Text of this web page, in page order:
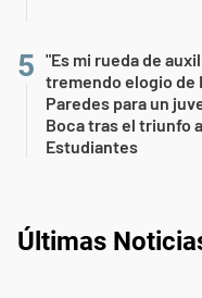
"Es mi rueda de
tremendo elogio de
Paredes para un
Boca tras el triunfo
Estudiantes
Últimas